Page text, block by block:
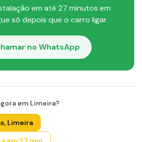
em até 27 minutos em
só depois que o carro ligar.
no WhatsApp
em Limeira?
Limeira